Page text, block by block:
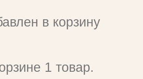
в корзину
1 товар.